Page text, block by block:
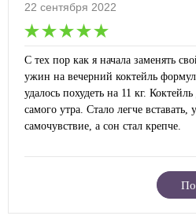
22 сентября 2022
С тех пор как я начала заменять
ужин на вечерний коктейль
удалось похудеть на 11 кг.
самого утра. Стало легче
самочувствие, а сон стал крепче.